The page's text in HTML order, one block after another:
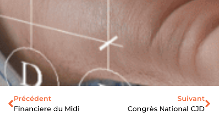
Précédent
Financiere du Midi
Suivant
Congrès National CJD